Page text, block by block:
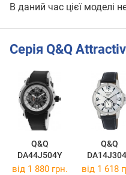
В даний час цієї моделі
Серія Q&Q
Q&Q
DA44J504Y
Q&Q
від 1 880 грн. від 1 618